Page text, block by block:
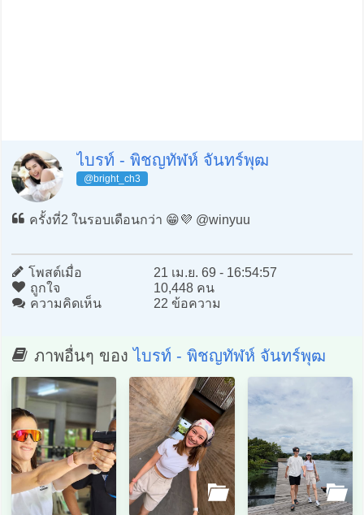
ไบรท์ - พิชญทัฬห์ จันทร์พุฒ
@bright_ch3
ครั้งที่2 ในรอบเดือนกว่า 😁💜 @winyuu
โพสต์เมื่อ
21 เม.ย. 69 - 16:54:57
ถูกใจ
10,448 คน
ความคิดเห็น
22 ข้อความ
ภาพอื่นๆ ของไบรท์ - พิชญทัฬห์ จันทร์พุฒ